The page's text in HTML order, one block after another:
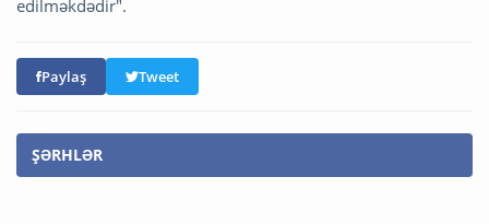
edilməkdədir".
Paylaş Tweet
ŞƏRHLƏR